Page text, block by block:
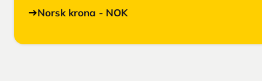
Norsk krona - NOK